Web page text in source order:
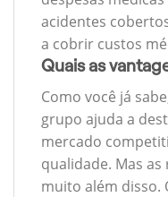
acidentes
a cobrir custos
Quais as
Como você já
grupo ajuda a
mercado
qualidade. Mas
muito além disso.